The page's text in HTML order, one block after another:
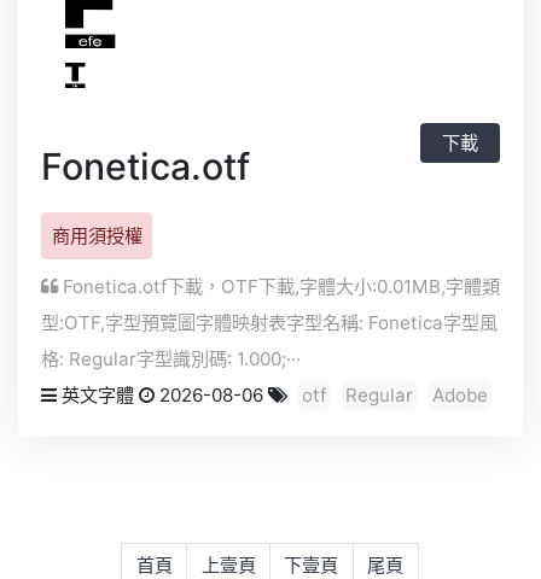
Fonetica.otf
下載
商用須授權
Fonetica.otf下載， OTF下載,字體大小:0.01MB,字體類
型:OTF,字型預覽圖字體映射表字型名稱: Fonetica字型風
格: Regular字型識別碼: 1.000;···
英文字體
2026-08-06 otf Regular Adobe
首頁 上壹頁 下壹頁 尾頁